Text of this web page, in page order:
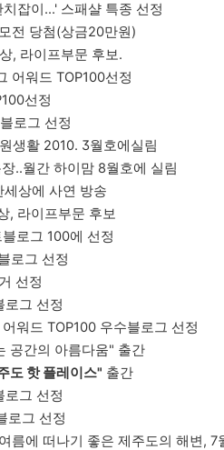
잡이...' 스패샬 특종 선정
전 당첨(상금20만원)
, 라이프부문 후보.
어워드 TOP100선정
선정
로그 선정
생활 2010. 3월호에실림
..월간 하이맘 8월호에 실림
세상에 사연 방송
, 라이프부문 후보
로그 100에 선정
로그 선정
선정
로그 선정
워드 TOP100 우수블로그 선정
공간의 아름다움" 출간
도 핫 플레이스" 출간
로그 선정
로그 선정
름에 떠나기 좋은 제주도의 해변,